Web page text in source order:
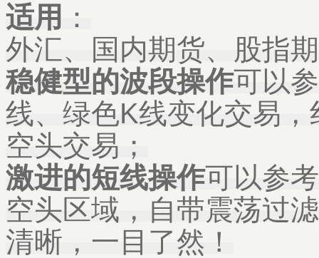
适用 ：
外汇、 国内期货、股指
稳健型的波段操作可以
线、 绿色K线变化交易
空头交易；
激进的短线操作可以参
空头区域，自带震荡过
清晰，一目了然！